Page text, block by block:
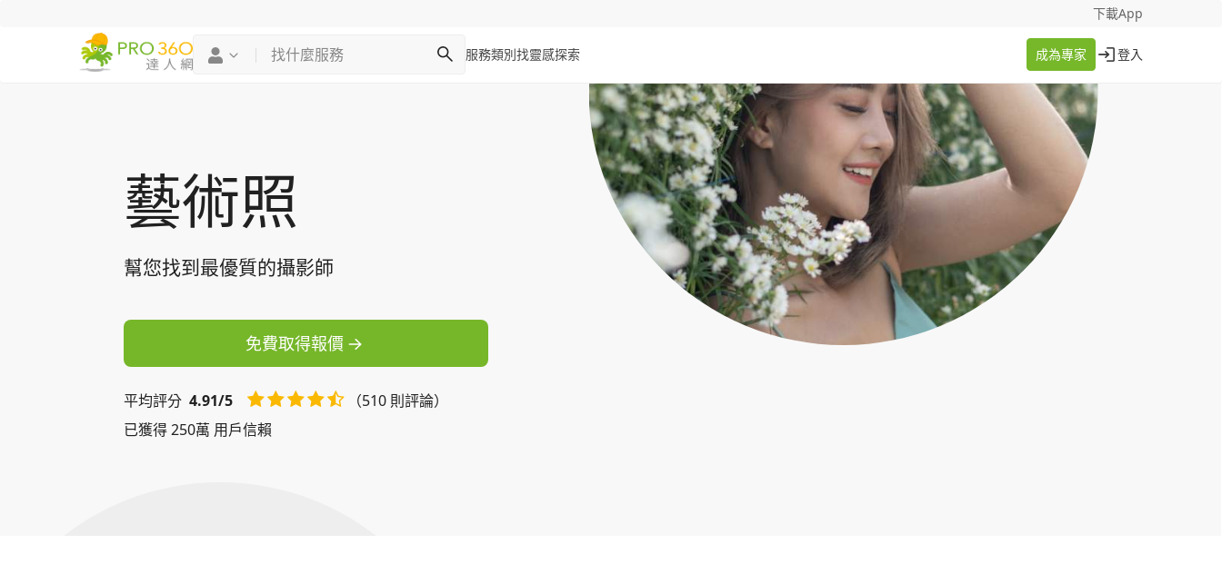
下載App
服務類別找靈感探索 成為專家 登入
成為專家
登入
藝術照
幫您找到最優質的攝影師
免費取得報價
平均評分 4.91/5
（510 則評論）
已獲得 250萬 用戶信賴